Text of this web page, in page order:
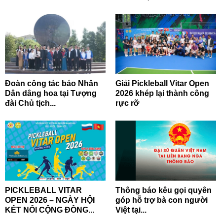
Đoàn công tác báo Nhân
Dân dâng hoa tại Tượng
đài Chủ tịch...
Giải Pickleball Vitar Open
2026 khép lại thành công
rực rỡ
PICKLEBALL VITAR
OPEN 2026 – NGÀY HỘI
KẾT NỐI CỘNG ĐỒNG...
Thông báo kêu gọi quyên
góp hỗ trợ bà con người
Việt tại...